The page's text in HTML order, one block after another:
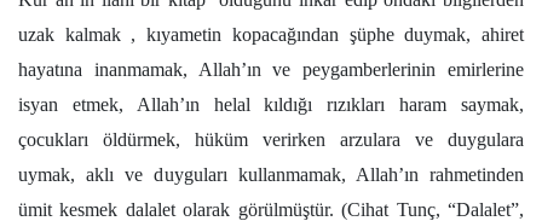
uzak kalmak , kıyametin kopacağından şüphe duymak, ahiret
hayatına inanmamak, Allah’ın ve peygamberlerinin emirlerine
isyan etmek, Allah’ın helal kıldığı rızıkları haram saymak,
çocukları öldürmek, hüküm verirken arzulara ve duygulara
uymak, aklı ve duyguları kullanmamak, Allah’ın rahmetinden
ümit kesmek dalalet olarak görülmüştür. (Cihat Tunç, “Dalalet”,